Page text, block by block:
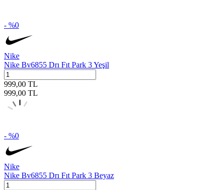
- %0
Nike
Nike Bv6855 Drı Fıt Park 3 Yeşil
999,00 TL
999,00 TL
- %0
Nike
Nike Bv6855 Drı Fıt Park 3 Beyaz